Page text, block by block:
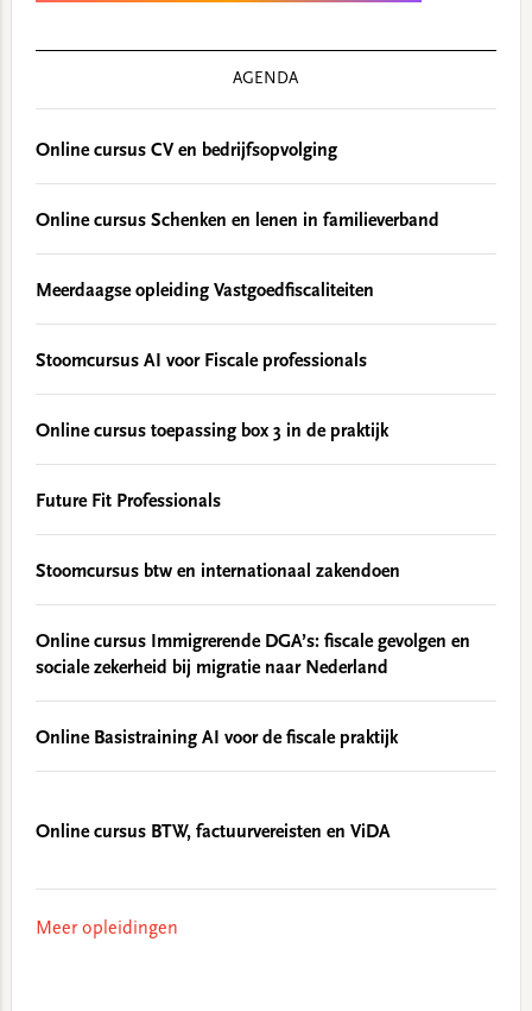
AGENDA
Online cursus CV en bedrijfsopvolging
Online cursus Schenken en lenen in familieverband
Meerdaagse opleiding Vastgoedfiscaliteiten
Stoomcursus AI voor Fiscale professionals
Online cursus toepassing box 3 in de praktijk
Future Fit Professionals
Stoomcursus btw en internationaal zakendoen
Online cursus Immigrerende DGA’s: fiscale gevolgen en
sociale zekerheid bij migratie naar Nederland
Online Basistraining AI voor de fiscale praktijk
Online cursus BTW, factuurvereisten en ViDA
Meer opleidingen